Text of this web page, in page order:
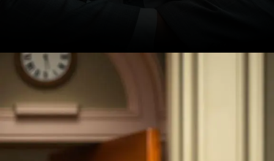
Opening